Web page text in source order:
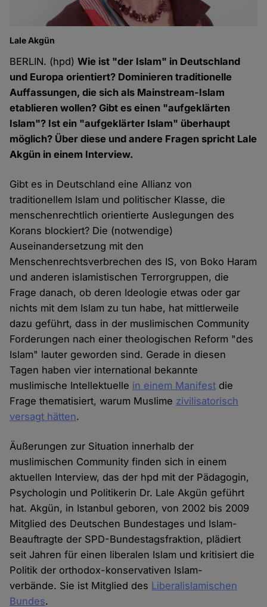
Lale Akgün
BERLIN. (hpd)Wie ist "der Islam" in Deutschland
und Europa orientiert? Dominieren traditionelle
Auffassungen, die sich als Mainstream-Islam
etablieren wollen? Gibt es einen "aufgeklärten
Islam"? Ist ein "aufgeklärter Islam" überhaupt
möglich? Über diese und andere Fragen spricht Lale
Akgün in einem Interview.
Gibt es in Deutschland eine Allianz von
traditionellem Islam und politischer Klasse, die
menschenrechtlich orientierte Auslegungen des
Korans blockiert? Die (notwendige)
Auseinandersetzung mit den
Menschenrechtsverbrechen des IS, von Boko Haram
und anderen islamistischen Terrorgruppen, die
Frage danach, ob deren Ideologie etwas oder gar
nichts mit dem Islam zu tun habe, hat mittlerweile
dazu geführt, dass in der muslimischen Community
Forderungen nach einer theologischen Reform "des
Islam" lauter geworden sind. Gerade in diesen
Tagen haben vier international bekannte
muslimische Intellektuelle in einem Manifest die
Frage thematisiert, warum Muslime zivilisatorisch
versagt hätten.
Äußerungen zur Situation innerhalb der
muslimischen Community finden sich in einem
aktuellen Interview, das der hpd mit der Päda­gogin,
Psycho­login und Politikerin Dr. Lale Akgün geführt
hat. Akgün, in Istanbul geboren, von 2002 bis 2009
Mitglied des Deutschen Bundes­tages und Islam-
Beauftragte der SPD-Bundes­tags­fraktion, plädiert
seit Jahren für einen liberalen Islam und kritisiert die
Politik der orthodox-konservativen Islam­
verbände. Sie ist Mitglied des Liberalislamischen
Bundes.